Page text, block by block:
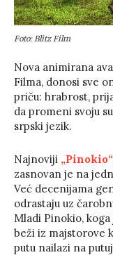
Foto: Blitz Film
Nova animirana
Filma, donosi sve
priču: hrabrost,
da promeni svoju
srpski jezik.
Najnoviji „Pinokio“
zasnovan je na
Već decenijama
odrastaju uz
Mladi Pinokio,
beži iz majstorove
putu nailazi na